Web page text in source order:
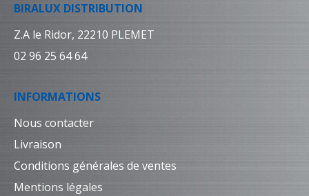
BIRALUX DISTRIBUTION
Z.A le Ridor, 22210 PLEMET
02 96 25 64 64
INFORMATIONS
Nous contacter
Livraison
Conditions générales de ventes
Mentions légales